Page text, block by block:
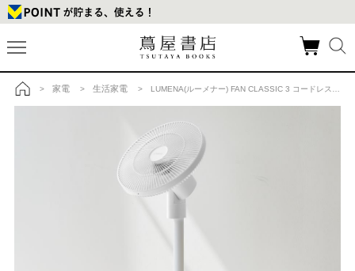
トップ
> 家電 > 生活家電 > LUMENA(ルーメナー) FAN CLASSIC 3 コードレス扇風機の商品詳細